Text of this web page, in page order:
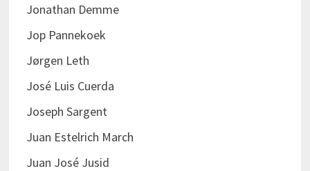
Jonathan Demme
Jop Pannekoek
Jørgen Leth
José Luis Cuerda
Joseph Sargent
Juan Estelrich March
Juan José Jusid